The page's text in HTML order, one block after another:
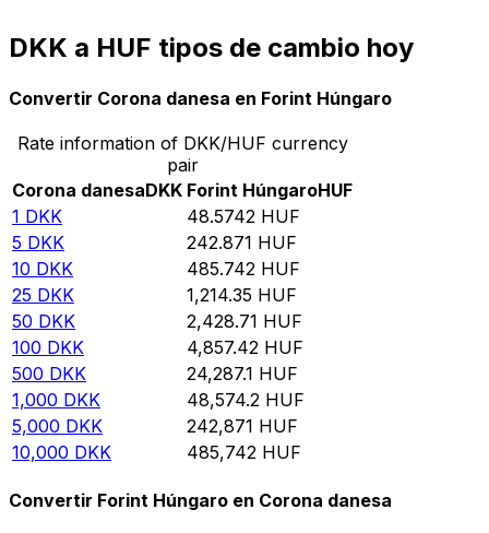
DKK a HUF tipos de cambio hoy
Convertir Corona danesa en Forint Húngaro
Rate information of DKK/HUF currency
pair
Corona danesaDKK Forint HúngaroHUF
1 DKK 48.5742 HUF
5 DKK 242.871 HUF
10 DKK 485.742 HUF
25 DKK 1,214.35 HUF
50 DKK 2,428.71 HUF
100 DKK 4,857.42 HUF
500 DKK 24,287.1 HUF
1,000 DKK 48,574.2 HUF
5,000 DKK 242,871 HUF
10,000 DKK 485,742 HUF
Convertir Forint Húngaro en Corona danesa